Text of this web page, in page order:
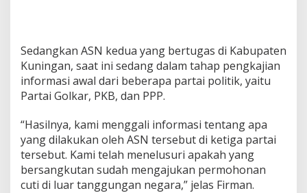
Sedangkan ASN kedua yang bertugas di Kabupaten
Kuningan, saat ini sedang dalam tahap pengkajian
informasi awal dari beberapa partai politik, yaitu
Partai Golkar, PKB, dan PPP.
“Hasilnya, kami menggali informasi tentang apa
yang dilakukan oleh ASN tersebut di ketiga partai
tersebut. Kami telah menelusuri apakah yang
bersangkutan sudah mengajukan permohonan
cuti di luar tanggungan negara,” jelas Firman.